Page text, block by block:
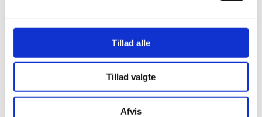
Tillad alle
Tillad valgte
Afvis
Tanke
Styringstavler